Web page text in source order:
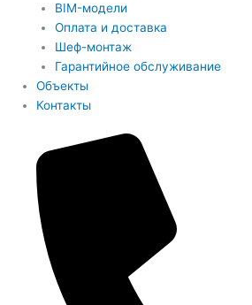
BIM-модели
Оплата и доставка
Шеф-монтаж
Гарантийное обслуживание
Объекты
Контакты